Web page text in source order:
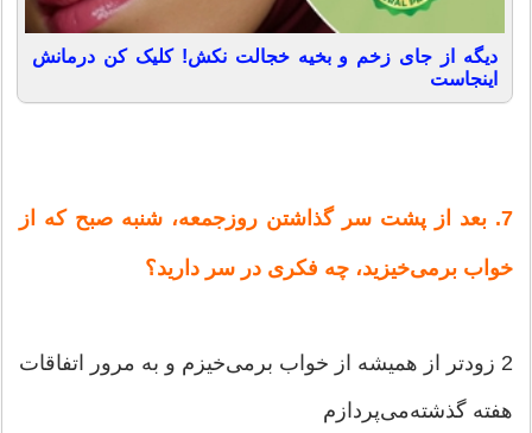
دیگه از جای زخم و بخیه خجالت نکش! کلیک کن درمانش
اینجاست
7. بعد از پشت‌ سر گذاشتن‌ روزجمعه‌، شنبه‌ صبح‌ كه‌ از
خواب‌ برمی‌خیزید، چه‌ فكری‌ در سر دارید؟
2 زودتر از همیشه‌ از خواب‌ برمی‌خیزم‌ و به‌ مرور اتفاقات‌
هفته‌ گذشته‌می‌پردازم‌